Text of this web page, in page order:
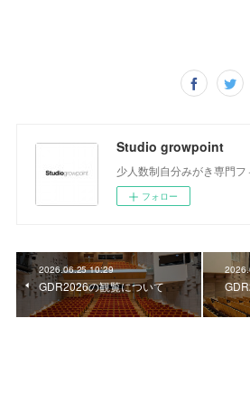
Studio growpoint
少人数制自分みがき専門
フォロー
2026.06.25 10:29
GDR2026の観覧について